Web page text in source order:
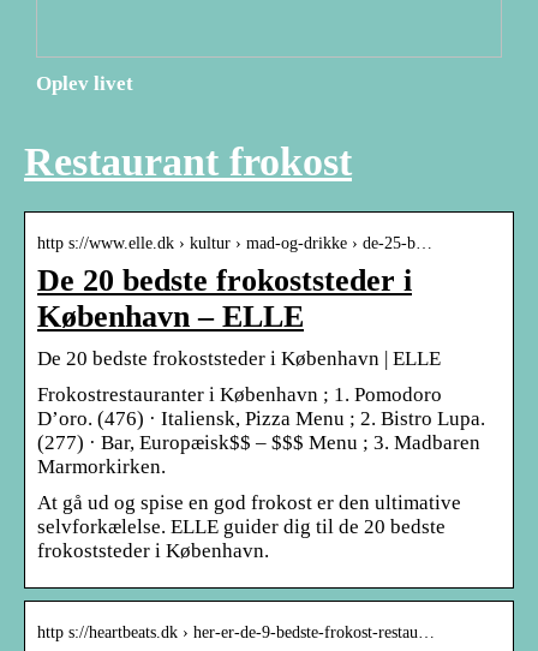
Oplev livet
Restaurant frokost
http s://www.elle.dk › kultur › mad-og-drikke › de-25-b…
De 20 bedste frokoststeder i
København – ELLE
De 20 bedste frokoststeder i København | ELLE
Frokostrestauranter i København‎ ; 1. Pomodoro
D’oro. (476) · Italiensk, Pizza Menu ; 2. Bistro Lupa.
(277) · Bar, Europæisk$$ – $$$ Menu ; 3. Madbaren
Marmorkirken.
At gå ud og spise en god frokost er den ultimative
selvforkælelse. ELLE guider dig til de 20 bedste
frokoststeder i København.
http s://heartbeats.dk › her-er-de-9-bedste-frokost-restau…